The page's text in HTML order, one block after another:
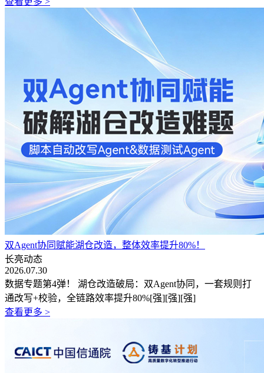
双Agent协同赋能湖仓改造，整体效率提升80%！
长亮动态
2026.07.30
数据专题第4弹！ 湖仓改造破局：双Agent协同，一套规则打
通改写+校验，全链路效率提升80%[强][强][强]
查看更多 >